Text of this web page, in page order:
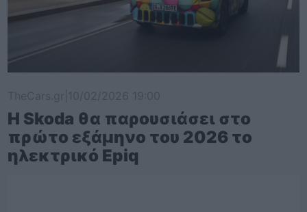
Η Skoda θα παρουσιάσει στο
πρώτο εξάμηνο του 2026 το
ηλεκτρικό Epiq